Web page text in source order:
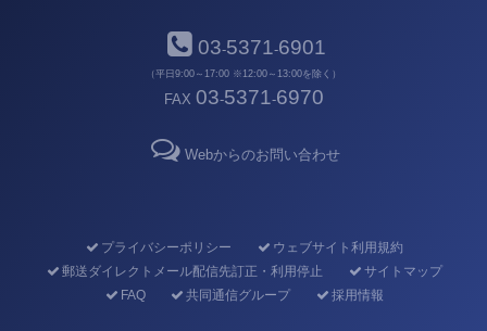
03-5371-6901
（平日9:00～17:00 ※12:00～13:00を除く）
FAX 03-5371-6970
Webからのお問い合わせ
プライバシーポリシー
ウェブサイト利用規約
郵送ダイレクトメール配信先訂正・利用停止
サイトマップ
FAQ
共同通信グループ 採用情報